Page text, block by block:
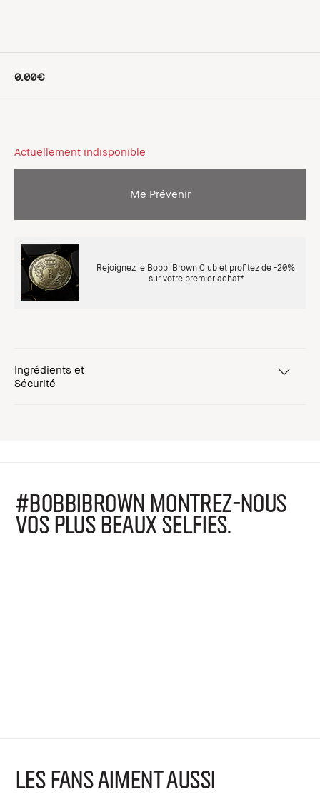
0.00€
Actuellement indisponible
Me Prévenir
Rejoignez le Bobbi Brown Club et profitez de -20%
sur votre premier achat*
Ingrédients et
Sécurité
#BOBBIBROWN MONTREZ-NOUS
VOS PLUS BEAUX SELFIES.
LES FANS AIMENT AUSSI